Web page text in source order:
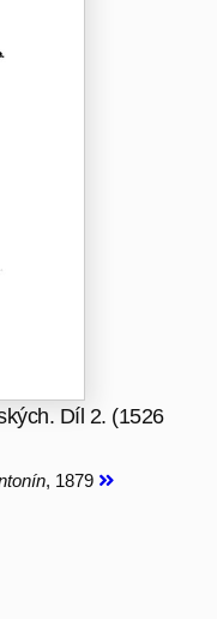
Díl 2. (1526
, 1879